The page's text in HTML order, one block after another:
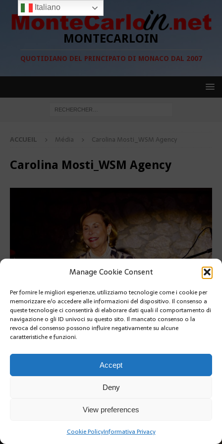
Manage Cookie Consent
Per fornire le migliori esperienze, utilizziamo tecnologie come i cookie per
memorizzare e/o accedere alle informazioni del dispositivo. Il consenso a
queste tecnologie ci consentirà di elaborare dati quali il comportamento di
navigazione o gli ID univoci su questo sito. Il mancato consenso o la
revoca del consenso possono influire negativamente su alcune
caratteristiche e funzioni.
Accept
Deny
View preferences
Cookie PolicyInformativa Privacy
MONTECARLOIN
QUOTIDIANO DEL PRINCIPATO DI MONACO DAL 2007
ACCUEIL Média Carolina Mosti_WSM Agency
Carolina Mosti_WSM Agency
SUIVANT
Italiano